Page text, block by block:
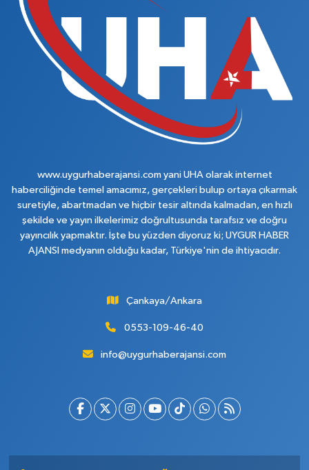
www.uygurhaberajansi.com yani UHA olarak internet
haberciliğinde temel amacımız, gerçekleri bulup ortaya çıkarmak
suretiyle, abartmadan ve hiçbir tesir altında kalmadan, en hızlı
şekilde ve yayın ilkelerimiz doğrultusunda tarafsız ve doğru
yayıncılık yapmaktır. İşte bu yüzden diyoruz ki; UYGUR HABER
AJANSI medyanın olduğu kadar, Türkiye'nin de ihtiyacıdır.
Çankaya/Ankara
0553-109-46-40
info@uygurhaberajansi.com